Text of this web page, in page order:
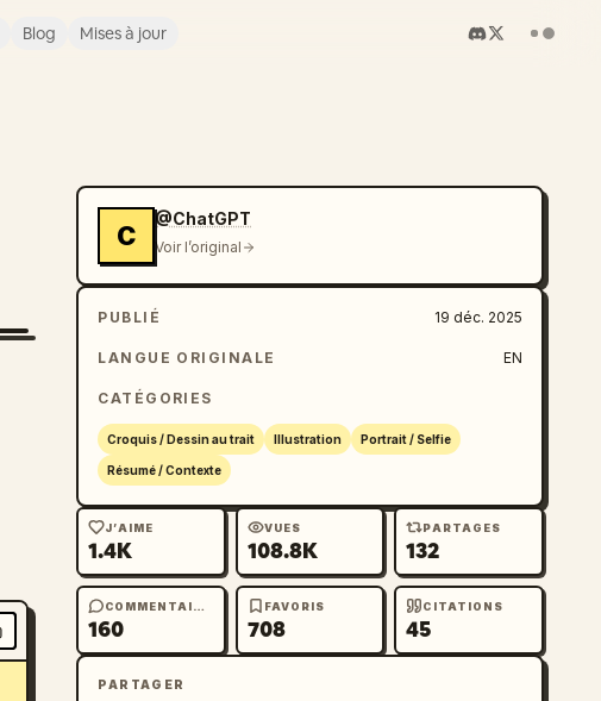
Blog Mises à jour
C
@ChatGPT
Voir l’original
PUBLIÉ 19 déc. 2025
LANGUE ORIGINALE EN
CATÉGORIES
Croquis / Dessin au trait Illustration Portrait / Selfie
Résumé / Contexte
J’AIME
1.4K
VUES
108.8K
PARTAGES
132
COMMENTAIRES
160
FAVORIS
708
CITATIONS
45
PARTAGER